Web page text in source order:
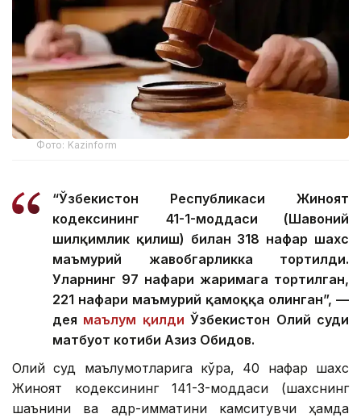
Фото: Kazinform
“Ўзбекистон Республикаси Жиноят
кодексининг 41-1-моддаси (Шаҳвоний
шилқимлик қилиш) билан 318 нафар шахс
маъмурий жавобгарликка тортилди.
Уларнинг 97 нафари жаримага тортилган,
221 нафари маъмурий қамоққа олинган”, —
дея маълум қилди Ўзбекистон Олий суди
матбуот котиби Азиз Обидов.
Олий суд маълумотларига кўра, 40 нафар шахс
Жиноят кодексининг 141-3-моддаси (шахснинг
шаънини ва қадр-қимматини камситувчи ҳамда